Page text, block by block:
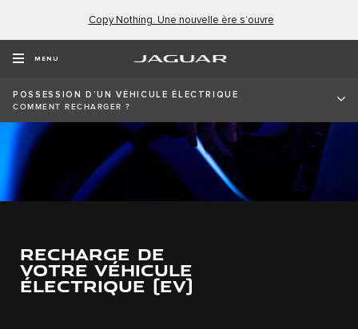
Copy Nothing. Une nouvelle ère s’ouvre
MENU
POSSESSION D’UN VÉHICULE ÉLECTRIQUE
COMMENT RECHARGER ?
RECHARGE DE
VOTRE VÉHICULE
ÉLECTRIQUE (EV)